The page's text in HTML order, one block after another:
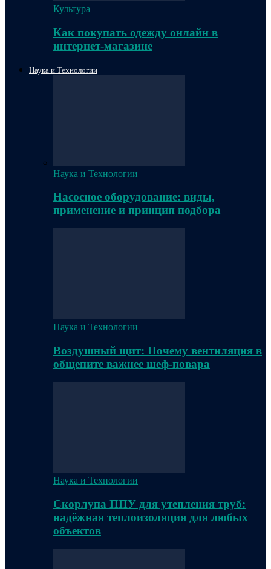
Культура
Как покупать одежду онлайн в
интернет-магазине
Наука и Технологии
Наука и Технологии
Насосное оборудование: виды,
применение и принцип подбора
Наука и Технологии
Воздушный щит: Почему вентиляция в
общепите важнее шеф-повара
Наука и Технологии
Скорлупа ППУ для утепления труб:
надёжная теплоизоляция для любых
объектов